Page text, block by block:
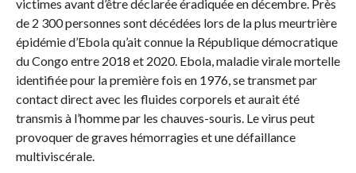
victimes avant d’être déclarée éradiquée en décembre. Près
de 2 300 personnes sont décédées lors de la plus meurtrière
épidémie d’Ebola qu’ait connue la République démocratique
du Congo entre 2018 et 2020. Ebola, maladie virale mortelle
identifiée pour la première fois en 1976, se transmet par
contact direct avec les fluides corporels et aurait été
transmis à l’homme par les chauves-souris. Le virus peut
provoquer de graves hémorragies et une défaillance
multiviscérale.